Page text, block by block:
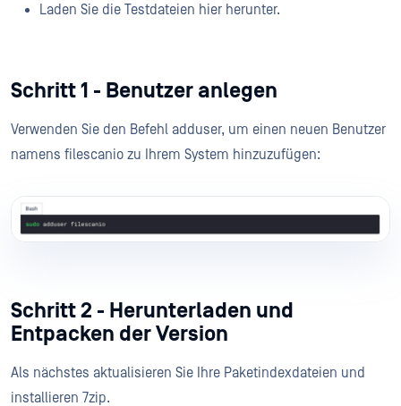
Laden Sie die Testdateien hier herunter.
Schritt 1 - Benutzer anlegen
Verwenden Sie den Befehl adduser, um einen neuen Benutzer
namens filescanio zu Ihrem System hinzuzufügen:
Schritt 2 - Herunterladen und
Entpacken der Version
Als nächstes aktualisieren Sie Ihre Paketindexdateien und
installieren 7zip.